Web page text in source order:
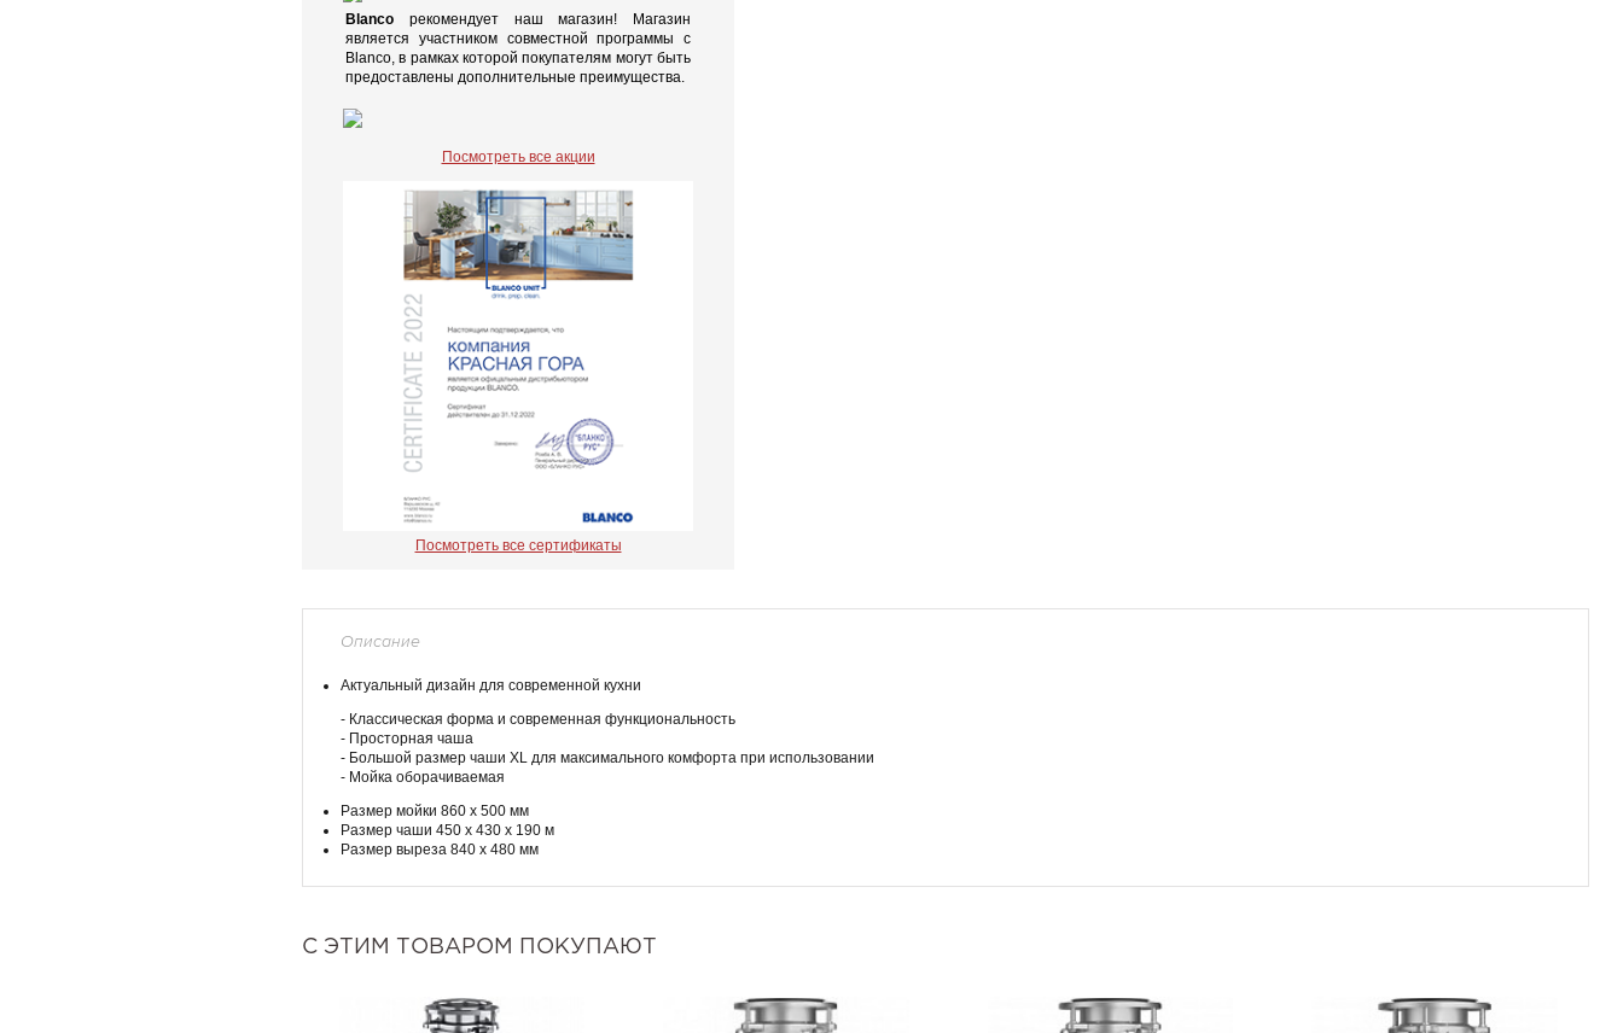
Blanco рекомендует наш магазин! Магазин
является участником совместной программы с
Blanco, в рамках которой покупателям могут быть
предоставлены дополнительные преимущества.
Посмотреть все акции
Посмотреть все сертификаты
Описание
Актуальный дизайн для современной кухни
- Классическая форма и современная функциональность
- Просторная чаша
- Большой размер чаши XL для максимального комфорта при использовании
- Мойка оборачиваемая
Размер мойки 860 х 500 мм
Размер чаши 450 х 430 х 190 м
Размер выреза 840 х 480 мм
С ЭТИМ ТОВАРОМ ПОКУПАЮТ